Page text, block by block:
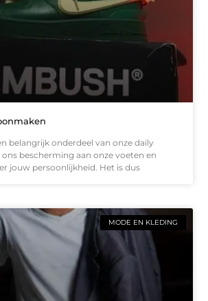
belangrijk onderdeel van onze daily
bescherming aan onze voeten en
jouw persoonlijkheid. Het is dus
MODE EN KLEDING